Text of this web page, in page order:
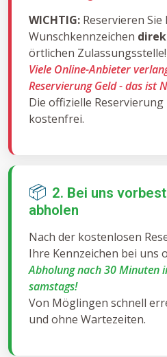
WICHTIG: Reservieren Sie
Wunschkennzeichen
örtlichen Zulassungsstelle!
Viele Online-Anbieter
Reservierung Geld - das ist
Die offizielle
kostenfrei.
📦 2. Bei uns
abholen
Nach der kostenlosen
Ihre Kennzeichen bei uns
Abholung nach 30 Minuten
samstags!
Von Möglingen schnell
und ohne Wartezeiten.